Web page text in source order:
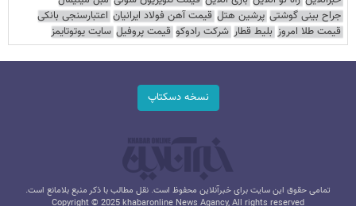
جراح بینی گوشتی پرشین هتل قیمت آهن فولاد ایرانیان اعتبارسنجی بانکی
قیمت طلا امروز بلیط قطار شرکت رادوکو قیمت پروفیل سایت یوتوتایمز
نسخه دسکتاپ
تمامی حقوق این سایت برای خبرآنلاین محفوظ است. نقل مطالب با ذکر منبع بلامانع است.
Copyright © 2025 khabaronline News Agancy, All rights reserved